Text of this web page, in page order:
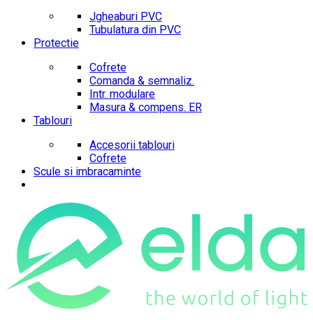
Jgheaburi PVC
Tubulatura din PVC
Protectie
Cofrete
Comanda & semnaliz.
Intr. modulare
Masura & compens. ER
Tablouri
Accesorii tablouri
Cofrete
Scule si imbracaminte